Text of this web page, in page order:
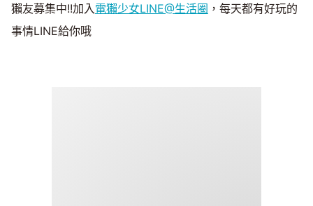
獺友募集中!!加入 電獺少女LINE@生活圈 ，每天都有好玩的
事情LINE給你哦